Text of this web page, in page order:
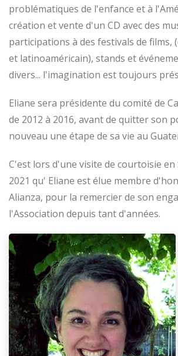
problématiques de l'enfance et à
création et vente d'un CD avec des
participations à des festivals de films,
et latinoaméricain), stands et
divers... l'imagination est toujours
Eliane sera présidente du comité de
de 2012 à 2016, avant de quitter son
nouveau une étape de sa vie au
C'est lors d'une visite de courtoisie en
2021 qu' Eliane est élue membre
Alianza, pour la remercier de son
l'Association depuis tant d'années.